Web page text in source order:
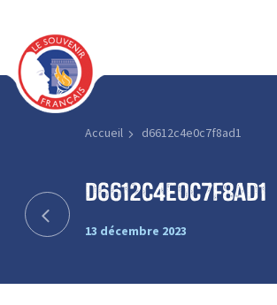
Accueil d6612c4e0c7f8ad1
d6612c4e0c7f8ad1
13 décembre 2023